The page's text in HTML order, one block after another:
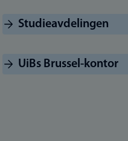
Studieavdelingen
UiBs Brussel-kontor